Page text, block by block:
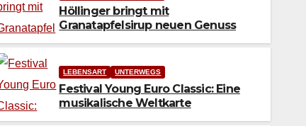
Höllinger bringt mit
Granatapfelsirup neuen Genuss
LEBENSART UNTERWEGS
Festival Young Euro Classic: Eine
musikalische Weltkarte